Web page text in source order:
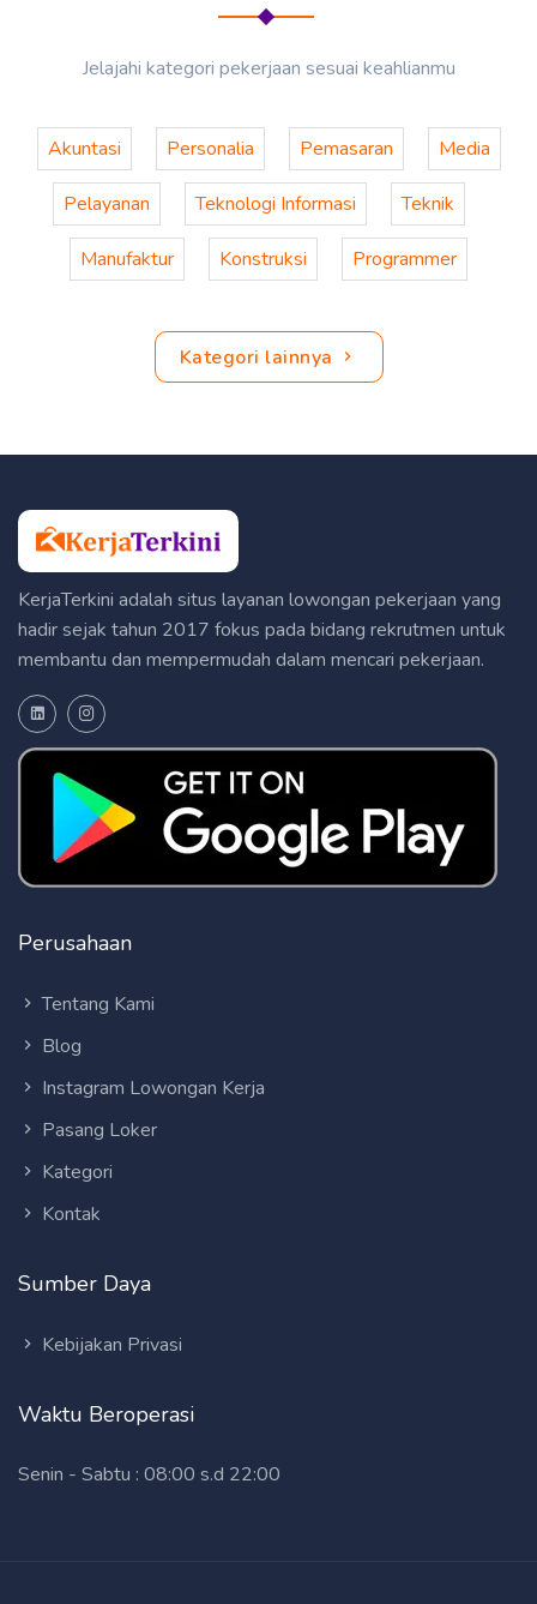
Jelajahi kategori pekerjaan sesuai keahlianmu
Akuntasi Personalia Pemasaran Media
Pelayanan Teknologi Informasi Teknik
Manufaktur Konstruksi Programmer
Kategori lainnya
KerjaTerkini adalah situs layanan lowongan pekerjaan yang
hadir sejak tahun 2017 fokus pada bidang rekrutmen untuk
membantu dan mempermudah dalam mencari pekerjaan.
Perusahaan
Tentang Kami
Blog
Instagram Lowongan Kerja
Pasang Loker
Kategori
Kontak
Sumber Daya
Kebijakan Privasi
Waktu Beroperasi
Senin - Sabtu : 08:00 s.d 22:00